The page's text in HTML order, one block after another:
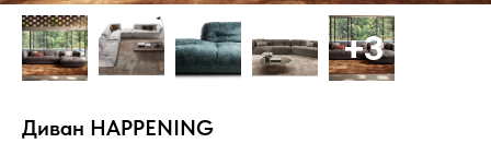
Диван HAPPENING